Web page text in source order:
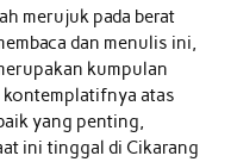
merujuk pada berat
dan menulis ini,
kumpulan
atas
yang penting,
ini tinggal di Cikarang